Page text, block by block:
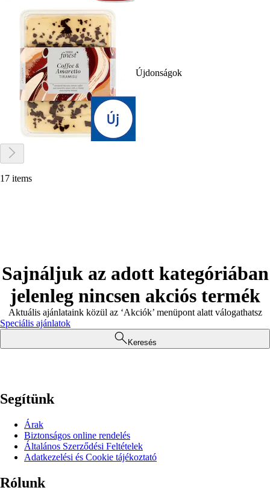
Újdonságok
17 items
Sajnáljuk az adott kategóriában
jelenleg nincsen akciós termék
Aktuális ajánlataink közül az ‘Akciók’ menüpont alatt válogathatsz
Speciális ajánlatok
Keresés
Segítünk
Árak
Biztonságos online rendelés
Általános Szerződési Feltételek
Adatkezelési és Cookie tájékoztató
Rólunk